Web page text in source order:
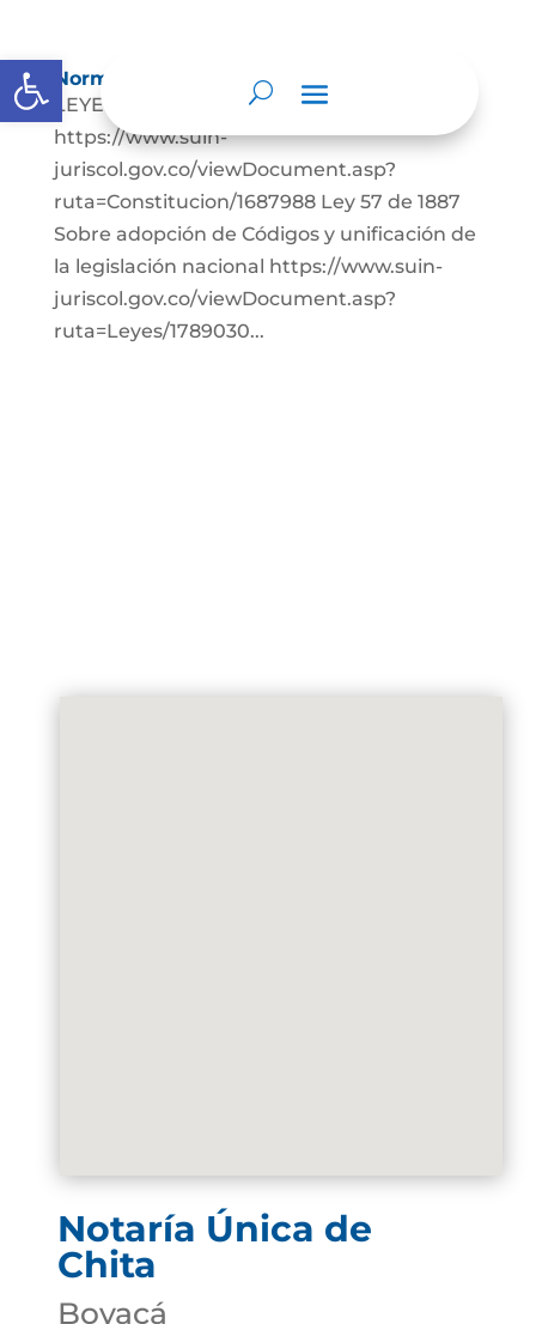
Abrir barra de herramientas
Normatividad
LEYES: Constitución Política de Colombia.
https://www.suin-
juriscol.gov.co/viewDocument.asp?
ruta=Constitucion/1687988 Ley 57 de 1887
Sobre adopción de Códigos y unificación de
la legislación nacional https://www.suin-
juriscol.gov.co/viewDocument.asp?
ruta=Leyes/1789030...
Notaría Única de
Chita
Boyacá